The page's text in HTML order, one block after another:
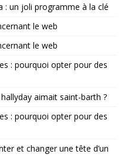
: un joli programme à la clé
le web
le web
: pourquoi opter pour des
aimait saint-barth ?
: pourquoi opter pour des
et changer une tête d’un